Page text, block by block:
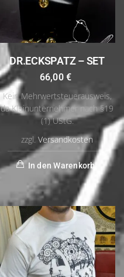
DR.ECKSPATZ – SET
66,00€
Kein Mehrwertsteuerausweis,
da Kleinunternehmer nach §19
(1) UStG.
zzgl. Versandkosten
In den Warenkorb